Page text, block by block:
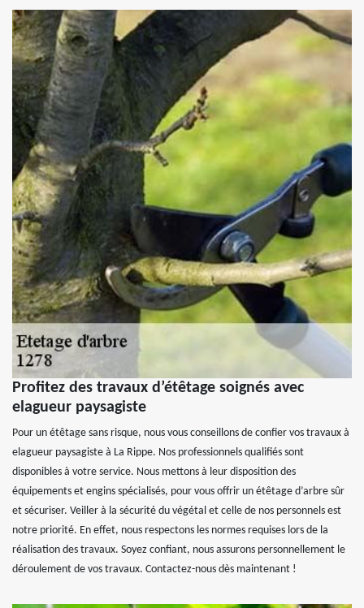
Profitez des travaux d’étêtage soignés avec
elagueur paysagiste
Pour un étêtage sans risque, nous vous conseillons de confier vos travaux à
elagueur paysagiste à La Rippe. Nos professionnels qualifiés sont
disponibles à votre service. Nous mettons à leur disposition des
équipements et engins spécialisés, pour vous offrir un étêtage d’arbre sûr
et sécuriser. Veiller à la sécurité du végétal et celle de nos personnels est
notre priorité. En effet, nous respectons les normes requises lors de la
réalisation des travaux. Soyez confiant, nous assurons personnellement le
déroulement de vos travaux. Contactez-nous dès maintenant !